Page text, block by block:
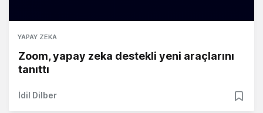
YAPAY ZEKA
Zoom, yapay zeka destekli yeni araçlarını
tanıttı
İdil Dilber